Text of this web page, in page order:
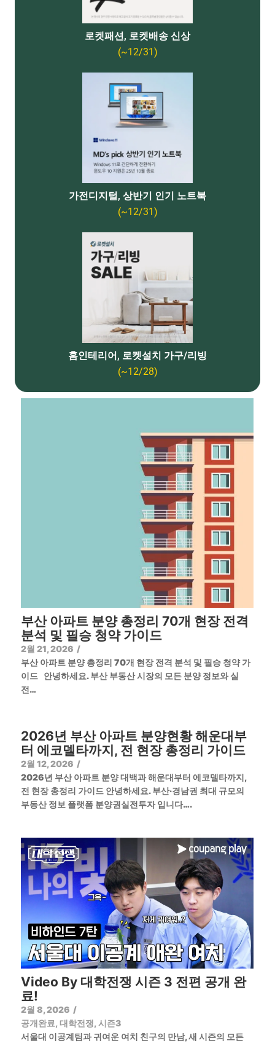
로켓패션, 로켓배송 신상
(~12/31)
가전디지털, 상반기 인기 노트북
(~12/31)
홈인테리어, 로켓설치 가구/리빙
(~12/28)
부산 아파트 분양 총정리 70개 현장 전격
분석 및 필승 청약 가이드
2월 21, 2026 /
부산 아파트 분양 총정리 70개 현장 전격 분석 및 필승 청약 가
이드 안녕하세요. 부산 부동산 시장의 모든 분양 정보와 실
전…
2026년 부산 아파트 분양현황 해운대부
터 에코델타까지, 전 현장 총정리 가이드
2월 12, 2026 /
2026년 부산 아파트 분양 대백과 해운대부터 에코델타까지,
전 현장 총정리 가이드 안녕하세요. 부산·경남권 최대 규모의
부동산 정보 플랫폼 분양권실전투자 입니다….
Video By 대학전쟁 시즌 3 전편 공개 완
료!
2월 8, 2026 /
공개완료, 대학전쟁, 시즌3
서울대 이공계팀과 귀여운 여치 친구의 만남, 새 시즌의 모든